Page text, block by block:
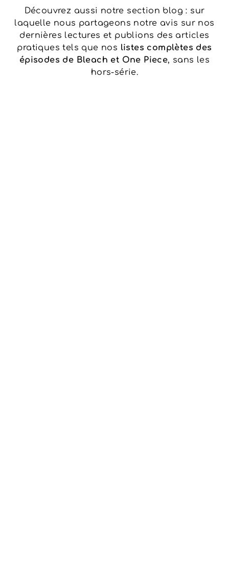
Découvrez aussi notre section blog : sur
laquelle nous partageons notre avis sur nos
dernières lectures et publions des articles
pratiques tels que nos listes complètes des
épisodes de Bleach et One Piece, sans les
hors-série.